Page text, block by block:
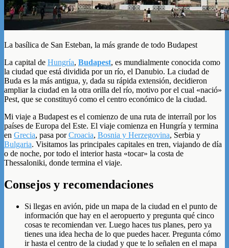
La basílica de San Esteban, la más grande de todo Budapest
La capital de Hungría, Budapest, es mundialmente conocida como
la ciudad que está dividida por un río, el Danubio. La ciudad de
Buda es la más antigua, y, dada su rápida extensión, decidieron
ampliar la ciudad en la otra orilla del río, motivo por el cual «nació»
Pest, que se constituyó como el centro económico de la ciudad.
Mi viaje a Budapest es el comienzo de una ruta de interraíl por los
países de Europa del Este. El viaje comienza en Hungría y termina
en Grecia, pasa porCroacia, Bosnia y Herzegovina, Serbia y
Bulgaria. Visitamos las principales capitales en tren, viajando de día
o de noche, por todo el interior hasta «tocar» la costa de
Thessaloniki, donde termina el viaje.
Consejos y recomendaciones
Si llegas en avión, pide un mapa de la ciudad en el punto de
información que hay en el aeropuerto y pregunta qué cinco
cosas te recomiendan ver. Luego haces tus planes, pero ya
tienes una idea hecha de lo que puedes hacer. Pregunta cómo
ir hasta el centro de la ciudad y que te lo señalen en el mapa